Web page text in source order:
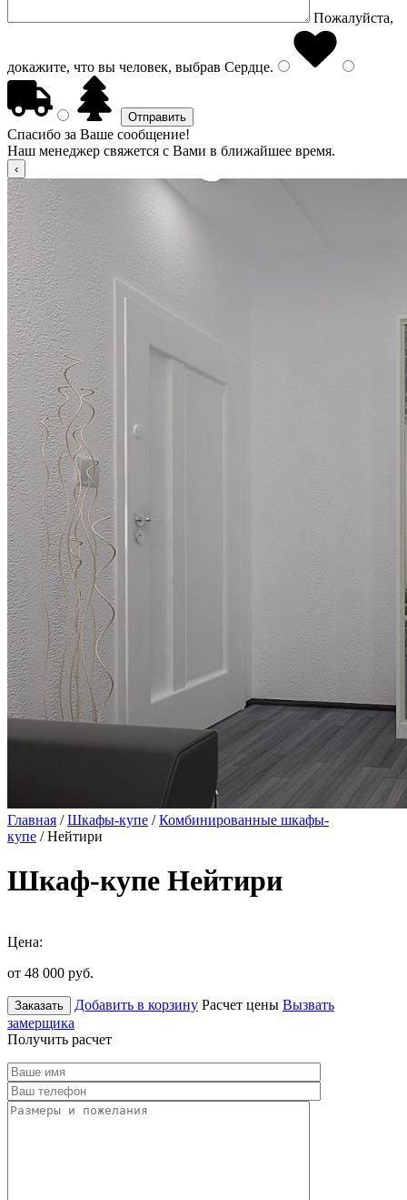
Пожалуйста,
докажите, что вы человек, выбрав Сердце.
Спасибо за Ваше сообщение!
Наш менеджер свяжется с Вами в ближайшее время.
Главная /Шкафы-купе /Комбинированные шкафы-
купе / Нейтири
Шкаф-купе Нейтири
Цена:
от 48 000 руб.
Заказать Добавить в корзину Расчет цены Вызвать
замерщика
Получить расчет